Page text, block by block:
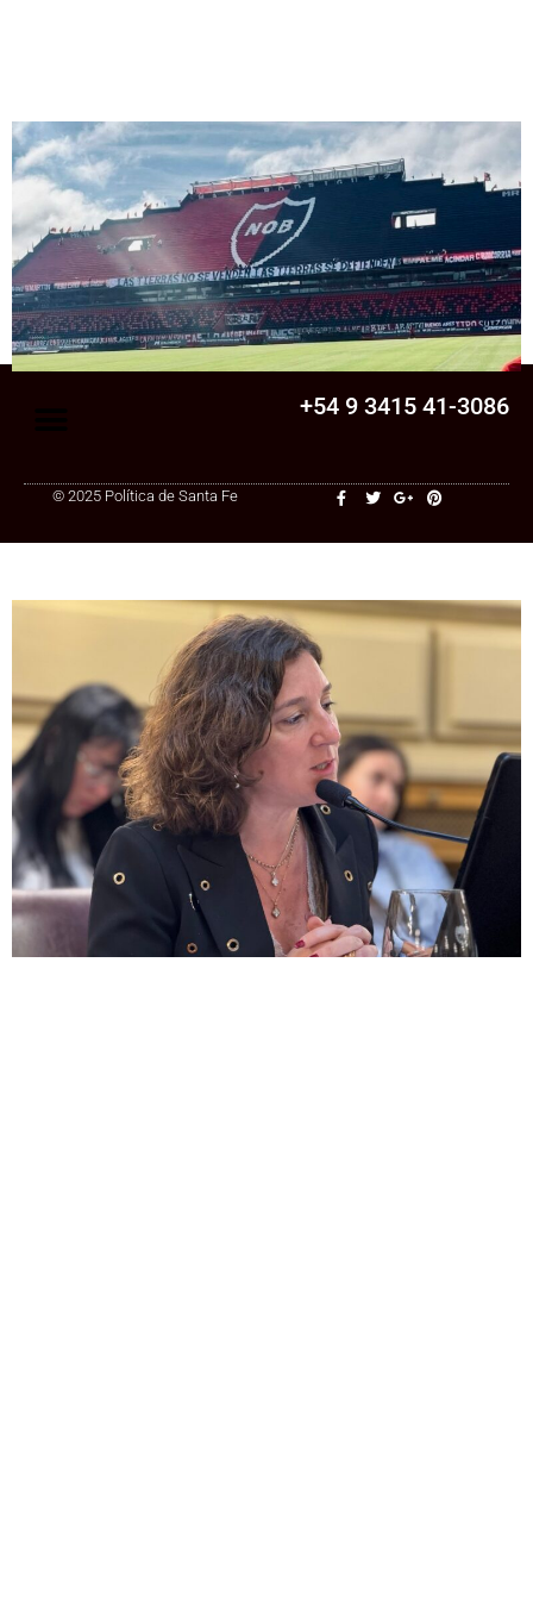
Senado
La Legislatura aprobó una ley clave para
una cooperativa de Santa Fe: ¿qué
cambia?
+54 9 3415 41-3086
© 2025 Política de Santa Fe